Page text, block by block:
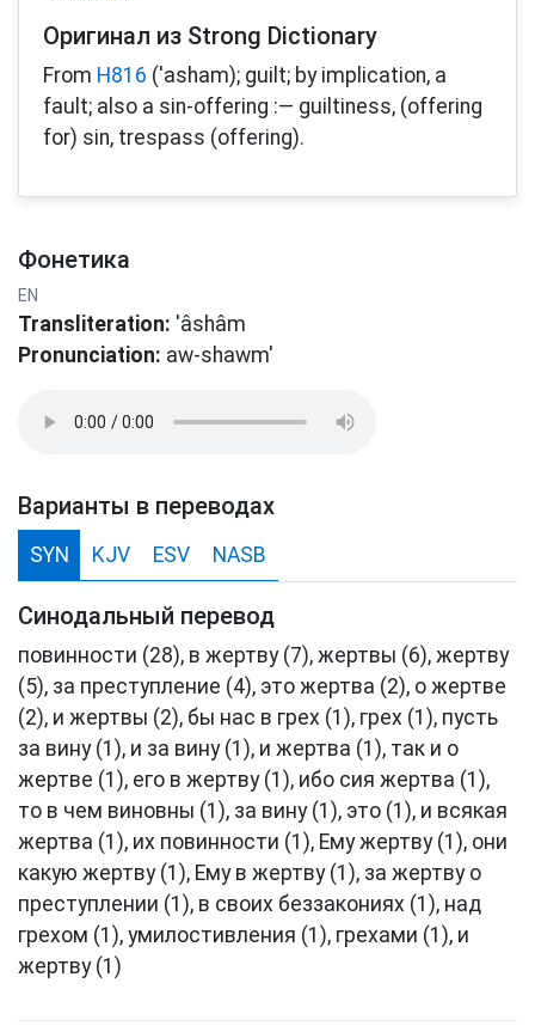
Оригинал из Strong Dictionary
From H816 ('asham); guilt; by implication, a
fault; also a sin-offering :— guiltiness, (offering
for) sin, trespass (offering).
Фонетика
EN
Transliteration: 'âshâm
Pronunciation: aw-shawm'
Варианты в переводах
SYN KJV ESV NASB
Синодальный перевод
повинности (28), в жертву (7), жертвы (6), жертву
(5), за преступление (4), это жертва (2), о жертве
(2), и жертвы (2), бы нас в грех (1), грех (1), пусть
за вину (1), и за вину (1), и жертва (1), так и о
жертве (1), его в жертву (1), ибо сия жертва (1),
то в чем виновны (1), за вину (1), это (1), и всякая
жертва (1), их повинности (1), Ему жертву (1), они
какую жертву (1), Ему в жертву (1), за жертву о
преступлении (1), в своих беззакониях (1), над
грехом (1), умилостивления (1), грехами (1), и
жертву (1)